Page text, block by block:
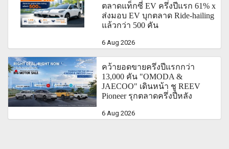
ตลาดแท็กซี่ EV ครึ่งปีแรก 61% x
ส่งมอบ EV บุกตลาด Ride-hailing
แล้วกว่า 500 คัน
6 Aug 2026
คว้ายอดขายครึ่งปีแรกกว่า
13,000 คัน "OMODA &
JAECOO" เดินหน้า ชู REEV
Pioneer รุกตลาดครึ่งปีหลัง
6 Aug 2026